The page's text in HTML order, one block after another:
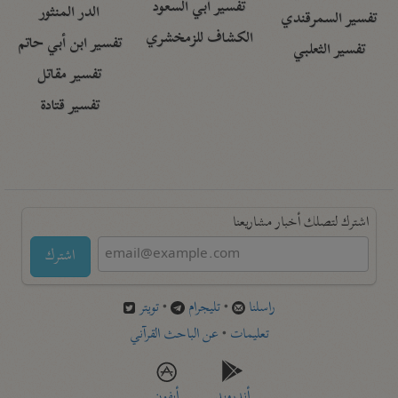
تفسير السمرقندي
تفسير الثعلبي
تفسير أبي السعود
الكشاف للزمخشري
الدر المنثور
تفسير ابن أبي حاتم
تفسير مقاتل
تفسير قتادة
اشترك لتصلك أخبار مشاريعنا
اشترك
راسلنا •تليجرام •تويتر
تعليمات •عن الباحث القرآني